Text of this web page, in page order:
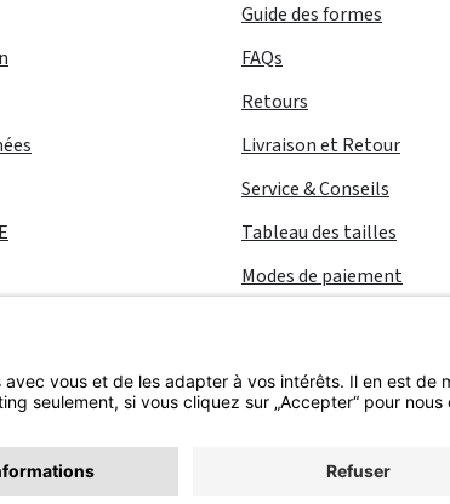
Guide des formes
FAQs
Retours
Livraison et Retour
Service & Conseils
Tableau des tailles
Modes de paiement
Tous les prix incluent la TVA plus les